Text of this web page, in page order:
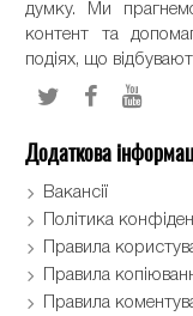
думку. Ми
контент та
подіях, що
Додаткова
Вакансії
Політика
Правила
Правила
Правила